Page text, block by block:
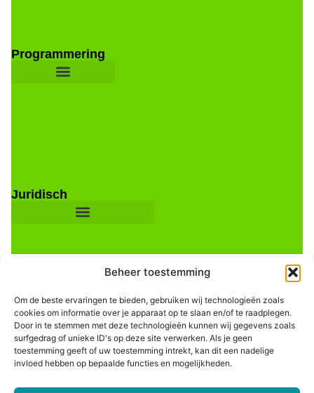
Beheer toestemming
Om de beste ervaringen te bieden, gebruiken wij technologieën zoals
cookies om informatie over je apparaat op te slaan en/of te raadplegen.
Door in te stemmen met deze technologieën kunnen wij gegevens zoals
surfgedrag of unieke ID's op deze site verwerken. Als je geen
toestemming geeft of uw toestemming intrekt, kan dit een nadelige
invloed hebben op bepaalde functies en mogelijkheden.
Programmering
Juridisch
Informatie